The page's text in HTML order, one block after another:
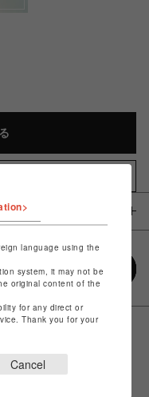
language using the
system, it may not be
original content of the
for any direct or
Thank you for your
Cancel